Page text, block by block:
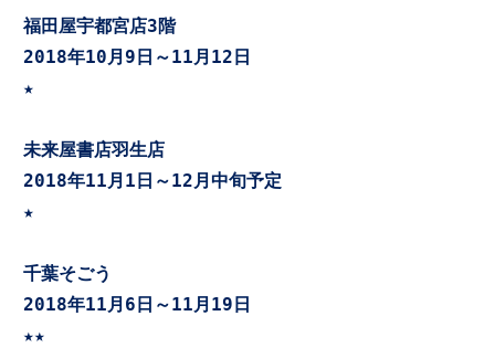
福田屋宇都宮店3階
2018年10月9日～11月12日
★
未来屋書店羽生店
2018年11月1日～12月中旬予定
★
千葉そごう
2018年11月6日～11月19日
★★